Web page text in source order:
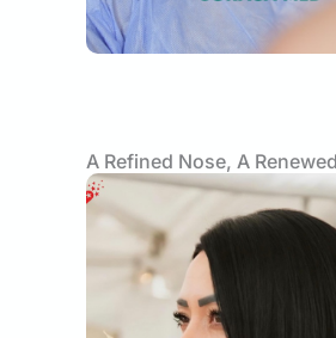
A Refined Nose, A